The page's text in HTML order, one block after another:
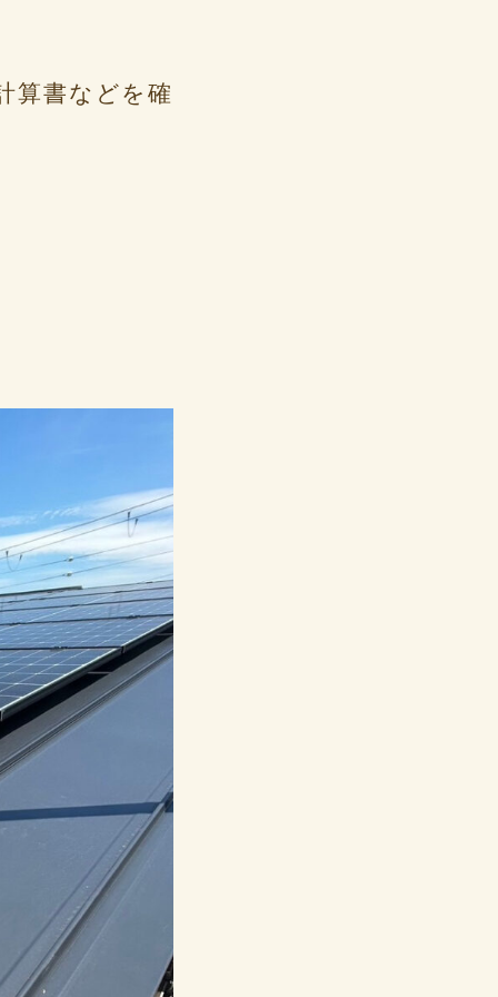
算書などを確